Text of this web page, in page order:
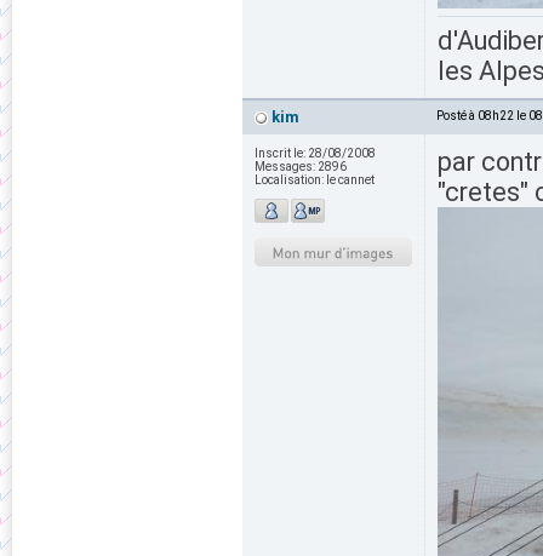
les
kim Posté à 08h22 le
Inscrit le: 28/08/2008
Messages: 2896
Localisation: le cannet
par
"cretes"